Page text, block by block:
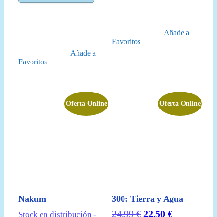
Añade a
Favoritos
Añade a
Favoritos
Oferta Online
Nakum
Stock en distribución -
Oferta Online
300: Tierra y Agua
24,99€ El
22,50€El